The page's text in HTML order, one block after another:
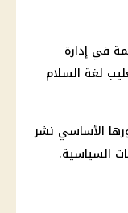
في إدارة
لغة السلام
الأساسي نشر
السياسية.